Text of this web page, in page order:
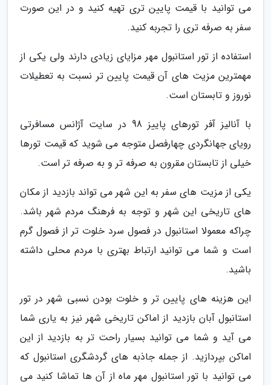
می توانید با قیمت پایین تری تهیه کنید و در این صورت
سفر به صرفه تری را تجربه کنید.
استفاده از تور استانبول مهر مزایای زیادی دارند ولی یکی از
مهمترین مزیت های آن قیمت پایین تر نسبت به تعطیلات
نوروز و تابستان است.
با آنالیز آفر تورهای پاییز 98 در سایت آژانس مسافرتی
رویای جهانگردی چهارفصل متوجه می شوید که قیمت تورها
خیلی از تابستان مقرون به صرفه تر و به صرفه تر است.
یکی از مزیت های سفر به این شهر می تواند بازدید از مکان
های تاریخی این شهر و توجه به فرهنگ مردم شهر باشد.
چراکه معمولا استانبول در فصول سرد خلوت تر از فصول گرم
است و شما می توانید ارتباط بهتری با مردم محلی داشته
باشید.
این هزینه های پایین تر و خلوت بودن نسبی شهر در تور
استانبول آبان بازدید از اماکن تاریخی شهر نیز به یاری شما
می آید و شما می توانید بسیار راحت تر به بازدید از این
اماکن بپردازید. از جمله جاذبه های گردشگری استانبول که
می توانید با تور استانبول مهر ماه از آن ها تماشا کنید می